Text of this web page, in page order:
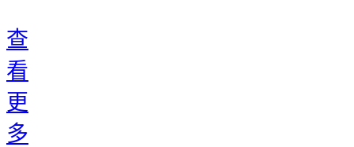
查
看
更
多